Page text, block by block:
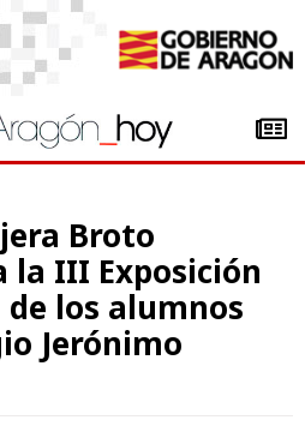
Broto
la III Exposición
los alumnos
Jerónimo